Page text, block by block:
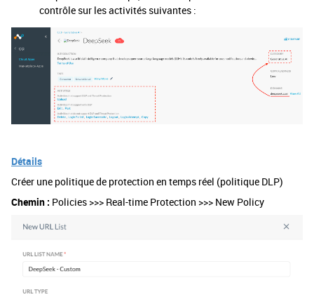
contrôle sur les activités suivantes :
Détails
Créer une politique de protection en temps réel (politique DLP)
Chemin : Policies >>> Real-time Protection >>> New Policy